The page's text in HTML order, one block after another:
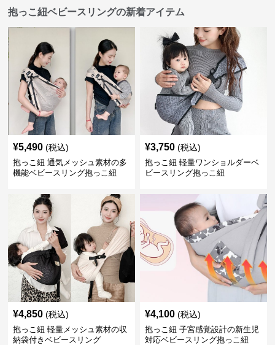
抱っこ紐ベビースリングの新着アイテム
¥5,490 (税込)
抱っこ紐 通気メッシュ素材の多
機能ベビースリング抱っこ紐
¥3,750 (税込)
抱っこ紐 軽量ワンショルダーベ
ビースリング抱っこ紐
¥4,850 (税込)
抱っこ紐 軽量メッシュ素材の収
納袋付きベビースリング
¥4,100 (税込)
抱っこ紐 子宮感覚設計の新生児
対応ベビースリング抱っこ紐